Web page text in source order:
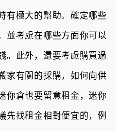
有極大的幫助。確定哪些
並考慮在哪些方面你可以
。此外，還要考慮購買過
家有關的採購，如何向供
你倉也要留意租金，迷你
先找租金相對便宜的，例